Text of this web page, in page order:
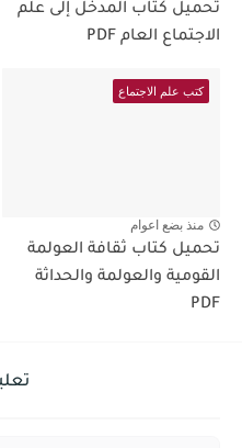
تحميل كتاب المدخل إلى علم
الاجتماع العام PDF
كتب علم الاجتماع
منذ بضع اعوام
تحميل كتاب ثقافة العولمة
القومية والعولمة والحداثة
PDF